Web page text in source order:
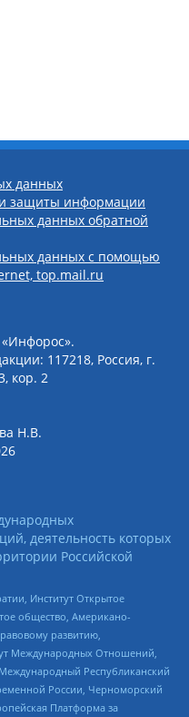
данных
защиты информации
данных обратной
данных с помощью
top.mail.ru
117218, Россия, г.
кор. 2
Н.В.
деятельность которых
Российской
Институт Открытое
общество, Американо-
развитию,
Международных Отношений,
Международный Республиканский
России, Черноморский
Платформа за